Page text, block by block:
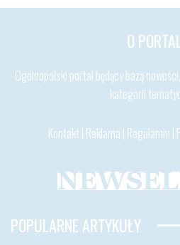
O
Ogólnopolski portal będący bazą
kategorii
Kontakt | Reklama | Regulamin |
POPULARNE ARTYKUŁY